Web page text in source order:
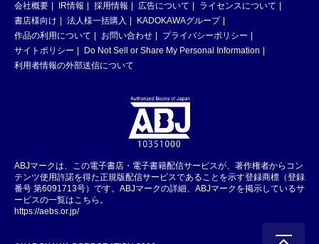
会社概要 IR情報 採用情報 広告について
ライセンスについて
書店様向け
法人様一括購入
KADOKAWAグループ
作品の利用について
お問い合わせ
プライバシーポリシー
サイトポリシー
Do Not Sell or Share My Personal Information
利用者情報の外部送信について
ABJマークは、この電子書店・電子書籍配信サービスが、著作権者からコン
テンツ使用許諾を得た正規版配信サービスであることを示す登録商標（登録
番号 第6091713号）です。ABJマークの詳細、ABJマークを掲示しているサ
ービスの一覧はこちら。
https://aebs.or.jp/